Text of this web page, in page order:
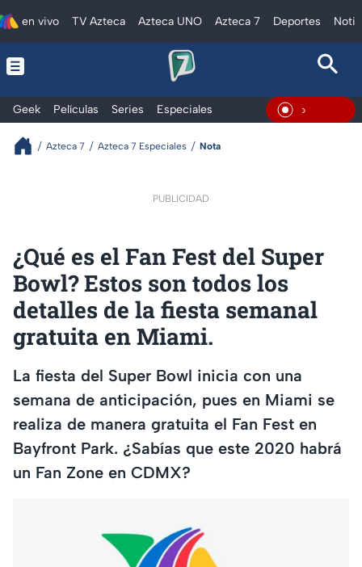
en vivo TV Azteca Azteca UNO Azteca 7 Deportes
Geek Películas Series Especiales En Vivo
Azteca 7 Azteca 7 Especiales Nota
PUBLICIDAD
¿Qué es el Fan Fest del Super
Bowl? Estos son todos los
detalles de la fiesta semanal
gratuita en Miami.
La fiesta del Super Bowl inicia con una
semana de anticipación, pues en Miami se
realiza de manera gratuita el Fan Fest en
Bayfront Park. ¿Sabías que este 2020 habrá
un Fan Zone en CDMX?